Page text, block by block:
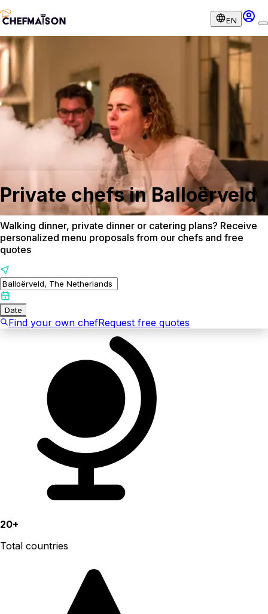
EN
Private chefs in Balloërveld
Walking dinner, private dinner or catering plans? Receive
personalized menu proposals from our chefs and free
quotes
Date
Find your own chefRequest free quotes
20+
Total countries